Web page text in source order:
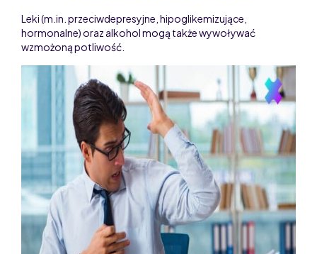
Leki (m.in. przeciwdepresyjne, hipoglikemizujące,
hormonalne) oraz alkohol mogą także wywoływać
wzmożoną potliwość.